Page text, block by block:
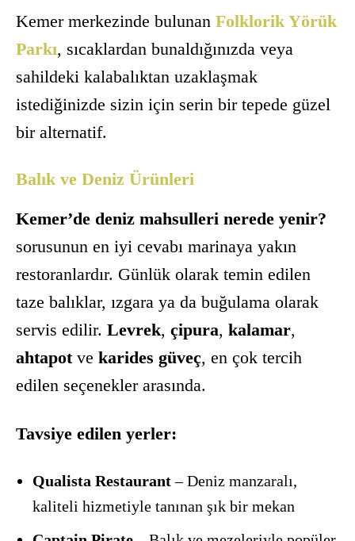
Kemer merkezinde bulunan Folklorik Yörük
Parkı, sıcaklardan bunaldığınızda veya
sahildeki kalabalıktan uzaklaşmak
istediğinizde sizin için serin bir tepede güzel
bir alternatif.
Balık ve Deniz Ürünleri
Kemer’de deniz mahsulleri nerede yenir?
sorusunun en iyi cevabı marinaya yakın
restoranlardır. Günlük olarak temin edilen
taze balıklar, ızgara ya da buğulama olarak
servis edilir. Levrek, çipura, kalamar,
ahtapotve karides güveç, en çok tercih
edilen seçenekler arasında.
Tavsiye edilen yerler:
Qualista Restaurant– Deniz manzaralı,
kaliteli hizmetiyle tanınan şık bir mekan